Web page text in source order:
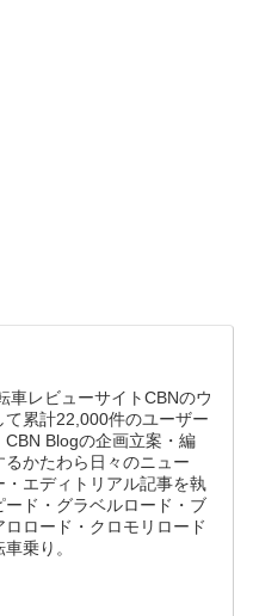
車レビューサイトCBNのウ
て累計22,000件のユーザー
Blogの企画立案・編
かたわら日々のニュー
・エディトリアル記事を執
ード・グラベルロード・ブ
ロロード・クロモリロード
乗り。